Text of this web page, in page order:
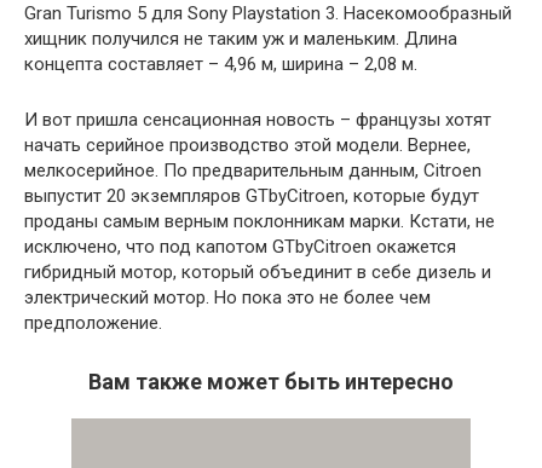
Gran Turismo 5 для Sony Playstation 3. Насекомообразный
хищник получился не таким уж и маленьким. Длина
концепта составляет – 4,96 м, ширина – 2,08 м.
И вот пришла сенсационная новость – французы хотят
начать серийное производство этой модели. Вернее,
мелкосерийное. По предварительным данным, Citroen
выпустит 20 экземпляров GTbyCitroen, которые будут
проданы самым верным поклонникам марки. Кстати, не
исключено, что под капотом GTbyCitroen окажется
гибридный мотор, который объединит в себе дизель и
электрический мотор. Но пока это не более чем
предположение.
Вам также может быть интересно